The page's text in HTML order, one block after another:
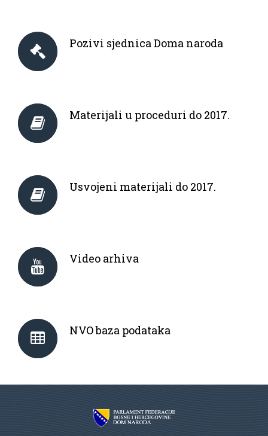
Pozivi sjednica Doma naroda
Materijali u proceduri do 2017.
Usvojeni materijali do 2017.
Video arhiva
NVO baza podataka